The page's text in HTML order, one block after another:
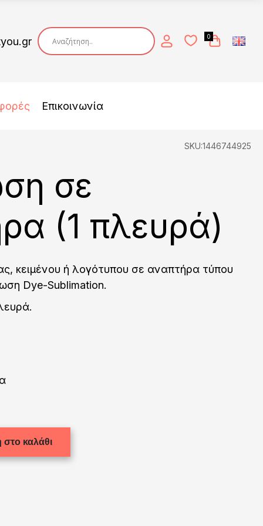
0
Επικοινωνία
SKU:1446744925
σε
(1 πλευρά)
κειμένου ή λογότυπου σε αναπτήρα τύπου
Dye-Sublimation.
καλάθι